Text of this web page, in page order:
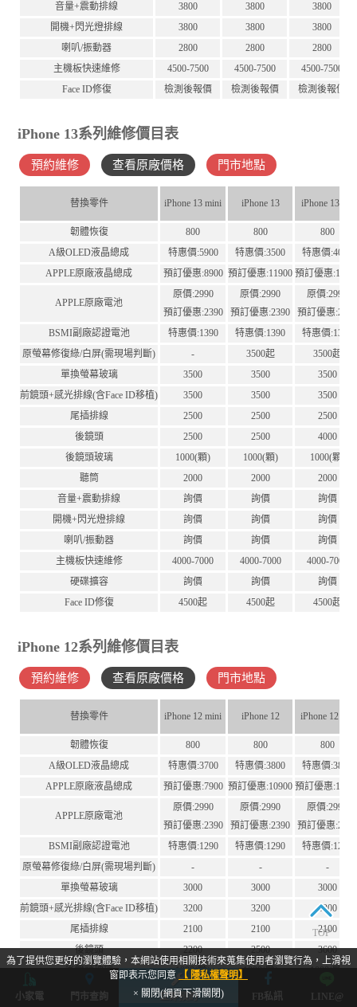
音量+震動排線
3800 3800
3800
開機+閃光燈排線
3800 3800
3800
喇叭/振動器
2800 2800
2800
主機板快速維修
4500-7500 4500-7500
4500-7500
Face ID修復
檢測後報價 檢測後報價 檢測後報價
iPhone 13系列維修價目表
預約維修 查看原廠價格 門市地點
替換零件 iPhone 13 mini iPhone 13 iPhone 13Pro
韌體恢復 800 800
800
A級OLED液晶總成
特惠價:5900 特惠價:3500
特惠價:4000
APPLE原廠液晶總成
預訂優惠:8900 預訂優惠:11900 預訂優惠
APPLE原廠電池
原價:2990
預訂優惠:2390
原價:2990
預訂優惠:2390
原價:2990
預訂優惠:2390
BSMI副廠認證電池
特惠價:1390 特惠價:1390
特惠價:1390
原螢幕修復綠/白屏(需現場判斷)
- 3500起
3500起
單換螢幕玻璃
3500 3500
3500
前鏡頭+感光排線(含Face ID移植)
3500 3500
3500
尾插排線
2500 2500
2500
後鏡頭
2500 2500
4000
後鏡頭玻璃
1000(顆) 1000(顆)
1000(顆)
聽筒
2000 2000
2000
音量+震動排線
詢價 詢價
詢價
開機+閃光燈排線
詢價 詢價
詢價
喇叭/振動器
詢價 詢價
詢價
主機板快速維修
4000-7000 4000-7000
4000-7000
硬碟擴容
詢價 詢價
詢價
Face ID修復
4500起 4500起 4500起
iPhone 12系列維修價目表
預約維修 查看原廠價格 門市地點
替換零件 iPhone 12 mini iPhone 12 iPhone 12 Pro
韌體恢復 800 800
800
A級OLED液晶總成
特惠價:3700 特惠價:3800
特惠價:3800
APPLE原廠液晶總成
預訂優惠:7900 預訂優惠:10900 預訂優惠
APPLE原廠電池
原價:2990
預訂優惠:2390
原價:2990
預訂優惠:2390
原價:2990
預訂優惠:2390
BSMI副廠認證電池
特惠價:1290 特惠價:1290
特惠價:1290
原螢幕修復綠/白屏(需現場判斷)
- -
-
單換螢幕玻璃
3000 3000
3000
前鏡頭+感光排線(含Face ID移植)
3200 3200
3200
尾插排線
2100 2100
2100
後鏡頭
2200 2500
3600
後鏡頭玻璃
1000(顆) 1000(顆)
1000(顆)
聽筒
2000 2000
2000
小家電 門市查詢 立即預約 FB私訊 LINE@
為了提供您更好的瀏覽體驗，本網站使用相關技術來蒐集使用者瀏覽行為，上滑視
窗即表示您同意 【 隱私權聲明】
× 關閉(網頁下滑關閉)
TOP